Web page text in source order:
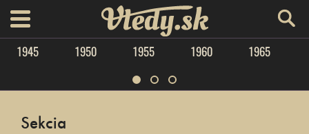
menu Vtedy.sk
1945 1950 1955 1960 1965
Sekcia